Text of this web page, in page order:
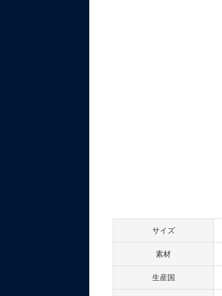
サイズ
素材
生産国